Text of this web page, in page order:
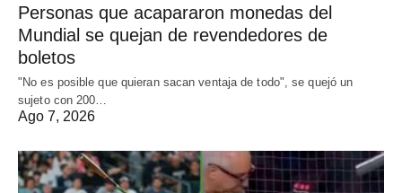
Personas que acapararon monedas del
Mundial se quejan de revendedores de
boletos
"No es posible que quieran sacan ventaja de todo", se quejó un
sujeto con 200…
Ago 7, 2026